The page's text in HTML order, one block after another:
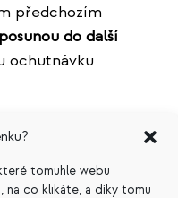
tomuhle webu
na co klikáte, a díky tomu
předchozím
do další
ochutnávku